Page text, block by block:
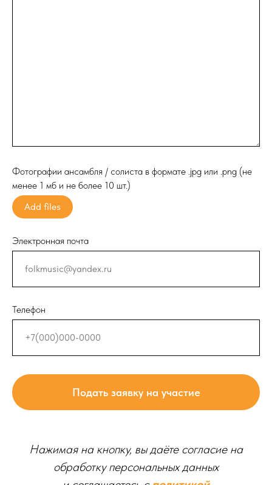
Фотографии ансамбля / солиста в формате .jpg или .png (не
менее 1 мб и не более 10 шт.)
Add files
Электронная почта
Телефон
Подать заявку на участие
Нажимая на кнопку, вы даёте согласие на
обработку персональных данных